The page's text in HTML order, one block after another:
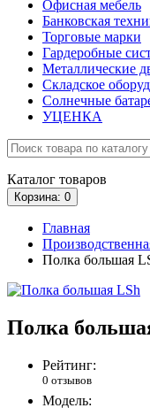
Офисная мебель
Банковская
Торговые марки
Гардеробные
Металлические
Складское
Солнечные
УЦЕНКА
Каталог товаров
Корзина: 0
Главная
Полка большая
Полка
Рейтинг:
0 отзывов
Модель: